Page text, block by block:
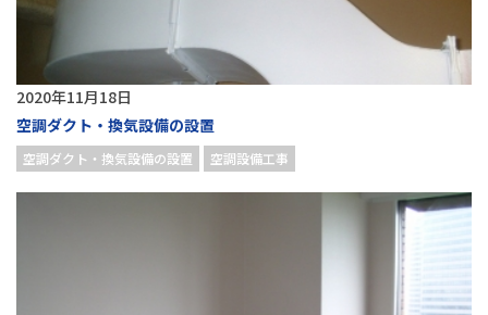
2020年11月18日
空調ダクト・換気設備の設置
空調ダクト・換気設備の設置 空調設備工事